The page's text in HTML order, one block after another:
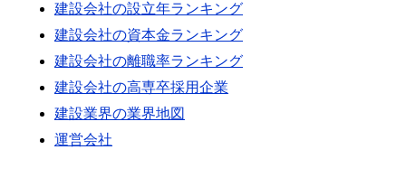
建設会社の設立年ランキング
建設会社の資本金ランキング
建設会社の離職率ランキング
建設会社の高専卒採用企業
建設業界の業界地図
運営会社